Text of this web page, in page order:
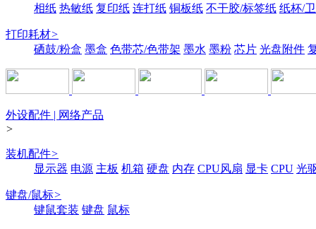
相纸 热敏纸 复印纸 连打纸 铜板纸 不干胶/标签纸 纸杯/
打印耗材>
硒鼓/粉盒 墨盒 色带芯/色带架 墨水 墨粉 芯片 光盘附件
外设配件 | 网络产品
>
装机配件>
显示器 电源 主板 机箱 硬盘 内存 CPU风扇 显卡 CPU 光
键盘/鼠标>
键鼠套装 键盘 鼠标